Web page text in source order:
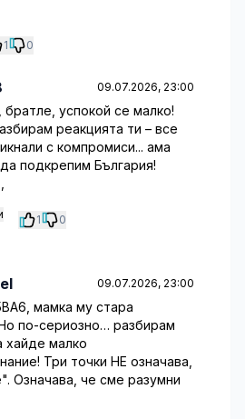
1 0
09.07.2026, 23:00
братле, успокой се малко!
реакцията ти – все
с компромиси... ама
подкрепим България!
1 0
09.07.2026, 23:00
мамка му стара
по-сериозно… разбирам
хайде малко
Три точки НЕ означава,
Означава, че сме разумни